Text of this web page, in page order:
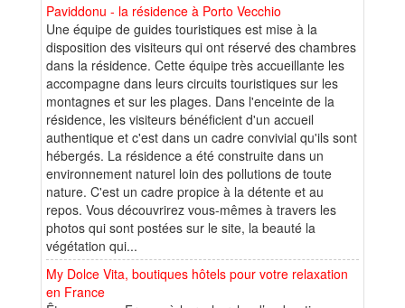
Paviddonu - la résidence à Porto Vecchio
Une équipe de guides touristiques est mise à la
disposition des visiteurs qui ont réservé des chambres
dans la résidence. Cette équipe très accueillante les
accompagne dans leurs circuits touristiques sur les
montagnes et sur les plages. Dans l'enceinte de la
résidence, les visiteurs bénéficient d'un accueil
authentique et c'est dans un cadre convivial qu'ils sont
hébergés. La résidence a été construite dans un
environnement naturel loin des pollutions de toute
nature. C'est un cadre propice à la détente et au
repos. Vous découvrirez vous-mêmes à travers les
photos qui sont postées sur le site, la beauté la
végétation qui...
My Dolce Vita, boutiques hôtels pour votre relaxation
en France